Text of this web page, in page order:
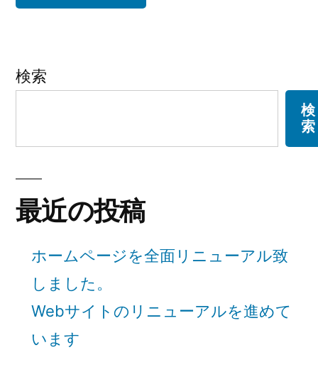
検索
検
索
最近の投稿
ホームページを全面リニューアル致
しました。
Webサイトのリニューアルを進めて
います